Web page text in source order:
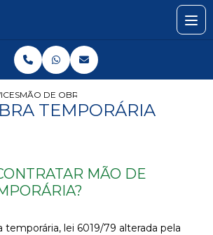
MÃO DE OBRA TEMPORÁRIA
TEMPORÁRIA
MÃO DE
temporária, lei 6019/79 alterada pela